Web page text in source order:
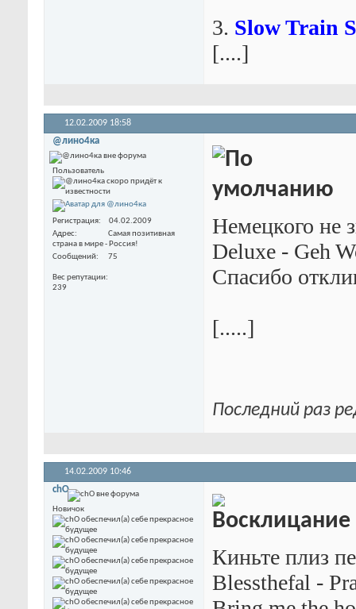
3. Slow Train
[....]
12.02.2009 18:58
@лино4ка
Пользователь
Регистрация
04.02.2009
Адрес
Самая позитивная
страна в мире - Россия!
Сообщений
75
Вес репутации
239
Немецкого не
Deluxe - Geh
Спасибо
[.....]
Последний раз
14.02.2009 10:46
chO
Новичок
Киньте плиз
Blessthefal -